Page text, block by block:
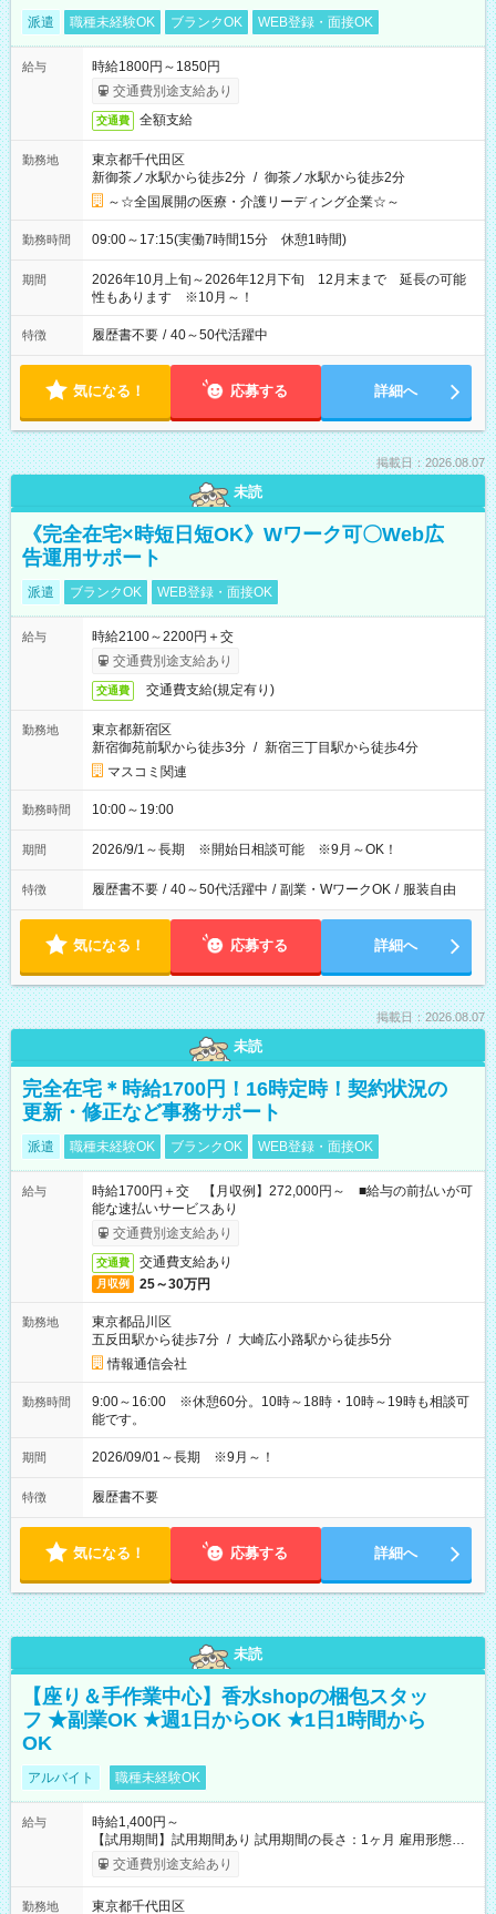
派遣 職種未経験OK ブランクOK WEB登録・面接OK
給与
時給1800円～1850円
交通費別途支給あり
交通費 全額支給
勤務地
東京都千代田区
新御茶ノ水駅から徒歩2分 / 御茶ノ水駅から徒歩2分
～☆全国展開の医療・介護リーディング企業☆～
勤務時間 09:00～17:15(実働7時間15分 休憩1時間)
期間
2026年10月上旬～2026年12月下旬 12月末まで 延長の可能
性もあります ※10月～！
特徴 履歴書不要 / 40～50代活躍中
気になる！ 応募する 詳細へ
掲載日：2026.08.07
未読
《完全在宅×時短日短OK》Wワーク可〇Web広
告運用サポート
派遣 ブランクOK WEB登録・面接OK
給与
時給2100～2200円＋交
交通費別途支給あり
交通費 交通費支給(規定有り)
勤務地
東京都新宿区
新宿御苑前駅から徒歩3分 / 新宿三丁目駅から徒歩4分
マスコミ関連
勤務時間 10:00～19:00
期間 2026/9/1～長期 ※開始日相談可能 ※9月～OK！
特徴 履歴書不要 / 40～50代活躍中 / 副業・WワークOK / 服装自由
気になる！ 応募する 詳細へ
掲載日：2026.08.07
未読
完全在宅＊時給1700円！16時定時！契約状況の
更新・修正など事務サポート
派遣 職種未経験OK ブランクOK WEB登録・面接OK
給与
時給1700円＋交 【月収例】272,000円～ ■給与の前払いが可
能な速払いサービスあり
交通費別途支給あり
交通費 交通費支給あり
月収例 25～30万円
勤務地
東京都品川区
五反田駅から徒歩7分 / 大崎広小路駅から徒歩5分
情報通信会社
勤務時間
9:00～16:00 ※休憩60分。10時～18時・10時～19時も相談可
能です。
期間 2026/09/01～長期 ※9月～！
特徴 履歴書不要
気になる！ 応募する 詳細へ
未読
【座り＆手作業中心】香水shopの梱包スタッ
フ ★副業OK ★週1日からOK ★1日1時間から
OK
アルバイト 職種未経験OK
給与
時給1,400円～
【試用期間】試用期間あり 試用期間の長さ：1ヶ月 雇用形態、
給与は本採用時と同じです。
交通費別途支給あり
勤務地 東京都千代田区